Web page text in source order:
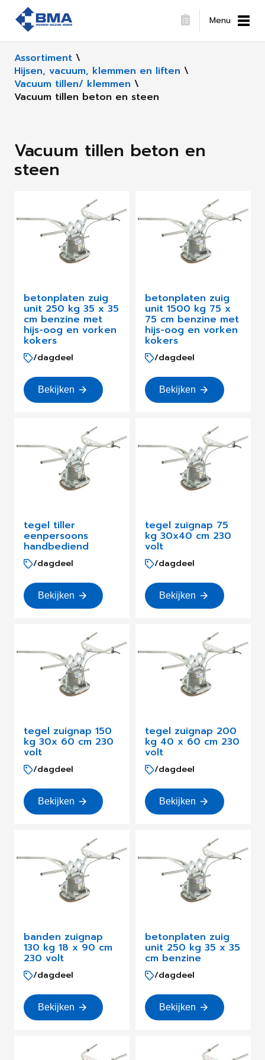
Menu
Assortiment \
Hijsen, vacuum, klemmen en liften \
Vacuum tillen/ klemmen \
Vacuum tillen beton en steen
Vacuum tillen beton en
steen
betonplaten zuig
unit 250 kg 35 x 35
cm benzine met
hijs-oog en vorken
kokers
/dagdeel
Bekijken
betonplaten zuig
unit 1500 kg 75 x
75 cm benzine met
hijs-oog en vorken
kokers
/dagdeel
Bekijken
tegel tiller
eenpersoons
handbediend
/dagdeel
Bekijken
tegel zuignap 75
kg 30x40 cm 230
volt
/dagdeel
Bekijken
tegel zuignap 150
kg 30x 60 cm 230
volt
/dagdeel
Bekijken
tegel zuignap 200
kg 40 x 60 cm 230
volt
/dagdeel
Bekijken
banden zuignap
130 kg 18 x 90 cm
230 volt
/dagdeel
Bekijken
betonplaten zuig
unit 250 kg 35 x 35
cm benzine
/dagdeel
Bekijken